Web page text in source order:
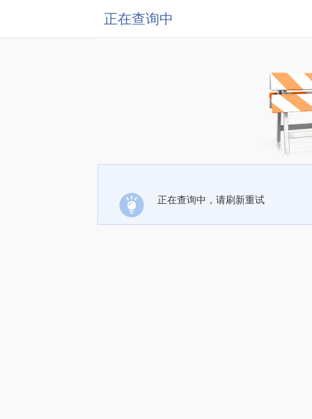
正在查询中
正在查询中，请刷新重试